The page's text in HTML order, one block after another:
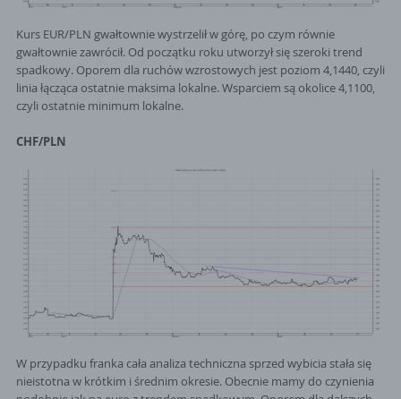
Kurs EUR/PLN gwałtownie wystrzelił w górę, po czym równie
gwałtownie zawrócił. Od początku roku utworzył się szeroki trend
spadkowy. Oporem dla ruchów wzrostowych jest poziom 4,1440, czyli
linia łącząca ostatnie maksima lokalne. Wsparciem są okolice 4,1100,
czyli ostatnie minimum lokalne.
CHF/PLN
W przypadku franka cała analiza techniczna sprzed wybicia stała się
nieistotna w krótkim i średnim okresie. Obecnie mamy do czynienia